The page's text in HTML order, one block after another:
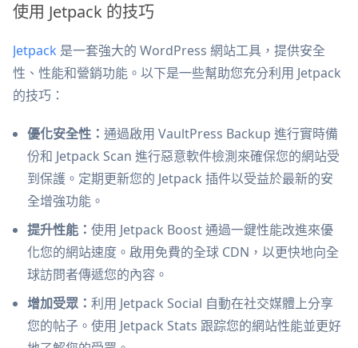
使用 Jetpack 的技巧
Jetpack 是一套強大的 WordPress 網站工具，提供安全
性、性能和營銷功能。以下是一些幫助您充分利用 Jetpack
的技巧：
優化安全性： 通過啟用 VaultPress Backup 進行實時備
份和 Jetpack Scan 進行惡意軟件檢測來確保您的網站受
到保護。定期更新您的 Jetpack 插件以受益於最新的安
全增強功能。
提升性能： 使用 Jetpack Boost 通過一鍵性能改進來優
化您的網站速度。啟用免費的全球 CDN，以更快地向全
球訪問者傳遞您的內容。
增加受眾： 利用 Jetpack Social 自動在社交媒體上分享
您的帖子。使用 Jetpack Stats 跟踪您的網站性能並更好